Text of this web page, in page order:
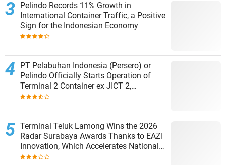
Pelindo Records 11% Growth in
International Container Traffic, a Positive
Sign for the Indonesian Economy
PT Pelabuhan Indonesia (Persero) or
Pelindo Officially Starts Operation of
Terminal 2 Container ex JICT 2,
Strengthening Productivity of Tanjung
Terminal Teluk Lamong Wins the 2026
Radar Surabaya Awards Thanks to EAZI
Innovation, Which Accelerates National
Logistics Services